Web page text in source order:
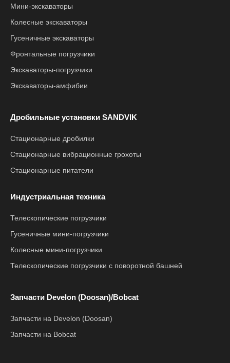
Мини-экскаваторы
Колесные экскаваторы
Гусеничные экскаваторы
Фронтальные погрузчики
Экскаваторы-погрузчики
Экскаваторы-амфибии
Дробильные установки SANDVIK
Стационарные дробилки
Стационарные вибрационные грохоты
Стационарные питатели
Индустриальная техника
Телескопические погрузчики
Гусеничные мини-погрузчики
Колесные мини-погрузчики
Телескопические погрузчики с поворотной башней
Запчасти Develon (Doosan)/Bobcat
Запчасти на Develon (Doosan)
Запчасти на Bobcat